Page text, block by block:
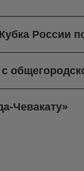
России
Чевакату»